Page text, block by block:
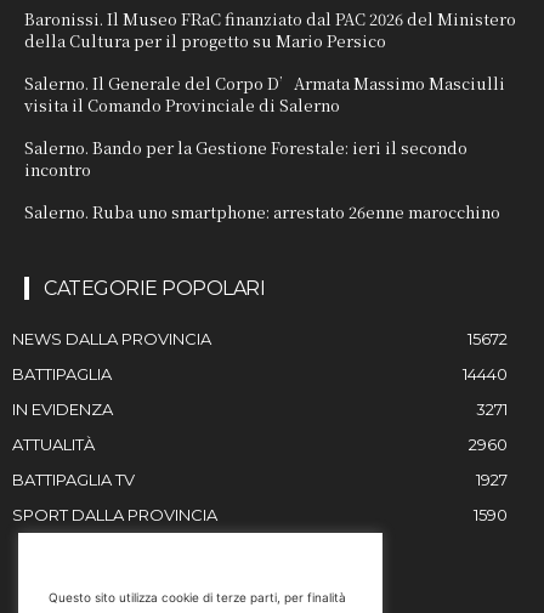
Baronissi. Il Museo FRaC finanziato dal PAC 2026 del Ministero
della Cultura per il progetto su Mario Persico
Salerno. Il Generale del Corpo D’Armata Massimo Masciulli
visita il Comando Provinciale di Salerno
Salerno. Bando per la Gestione Forestale: ieri il secondo
incontro
Salerno. Ruba uno smartphone: arrestato 26enne marocchino
CATEGORIE POPOLARI
NEWS DALLA PROVINCIA
15672
BATTIPAGLIA
14440
IN EVIDENZA
3271
ATTUALITÀ
2960
BATTIPAGLIA TV
1927
SPORT DALLA PROVINCIA
1590
Questo sito utilizza cookie di terze parti, per finalità